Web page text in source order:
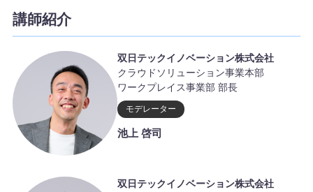
講師紹介
双日テックイノベーション株式会社
クラウドソリューション事業本部
ワークプレイス事業部 部長
モデレーター
池上 啓司
双日テックイノベーション株式会社